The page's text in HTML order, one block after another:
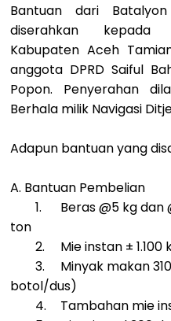
Bantuan dari
diserahkan kepada
Kabupaten Aceh
anggota DPRD Saiful
Popon. Penyerahan
Berhala milik Navigasi
Adapun bantuan yang
A. Bantuan Pembelian
1.
Beras @5 kg dan
ton
2.
Mie instan ± 1.100
3.
Minyak makan
botol/dus)
4.
Tambahan mie